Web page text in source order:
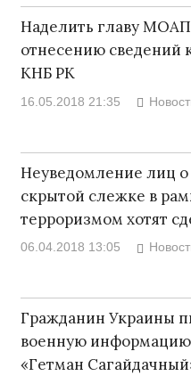
Наделить главу
отнесению сведений
КНБ РК
16.05.2018 21:35
Неуведомление лиц
скрытой слежке в
терроризмом хотят
06.04.2018 13:05
Гражданин Украины
военную
«Гетман